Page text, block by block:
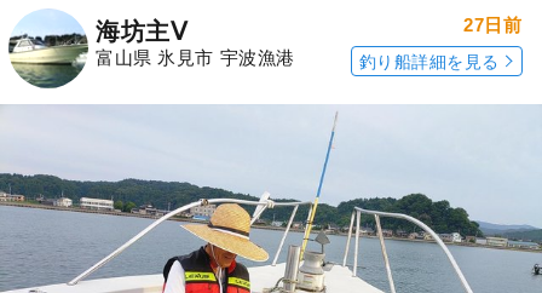
海坊主Ⅴ
富山県 氷見市 宇波漁港
27日前
釣り船詳細を見る